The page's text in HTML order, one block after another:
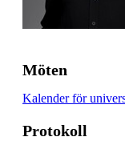
Möten
Kalender för
Protokoll